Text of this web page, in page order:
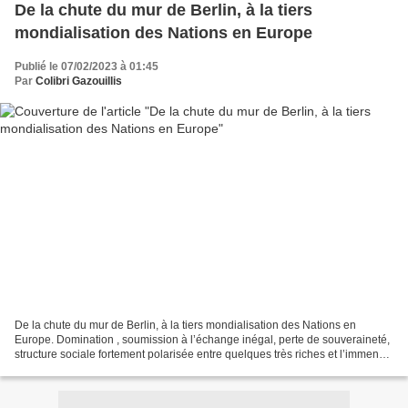
De la chute du mur de Berlin, à la tiers
mondialisation des Nations en Europe
Publié le 07/02/2023 à 01:45
Par Colibri Gazouillis
De la chute du mur de Berlin, à la tiers mondialisation des Nations en
Europe. Domination , soumission à l’échange inégal, perte de souveraineté,
structure sociale fortement polarisée entre quelques très riches et l’immense